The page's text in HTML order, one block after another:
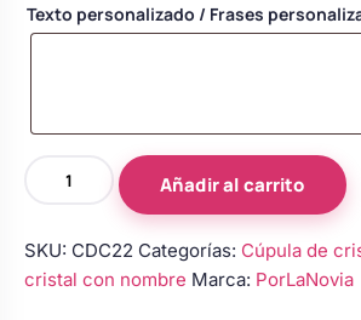
y pala tarta
damas de honor
Texto personalizado / Frases
con
rosa
Añadir al carrito
SKU: CDC22 Categorías: Cúpula de
cristal con nombre Marca: PorLaNovia